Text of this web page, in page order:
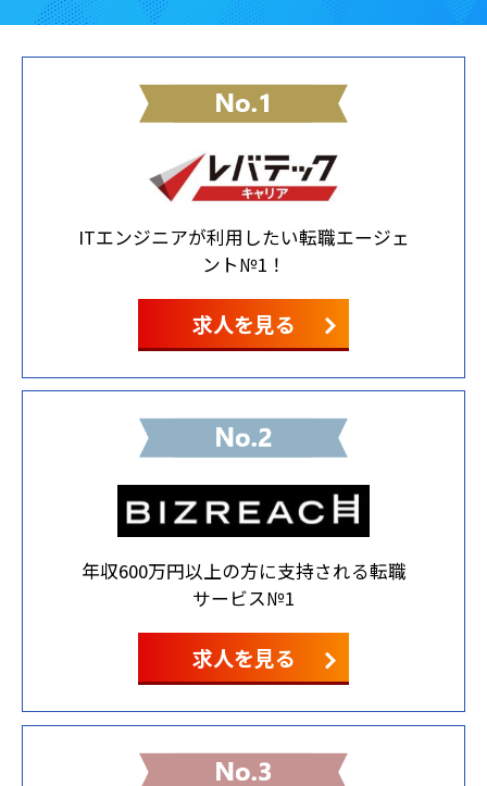
ITエンジニアが利用したい転職エージェ
ント№1！
求人を見る
年収600万円以上の方に支持される転職
サービス№1
求人を見る